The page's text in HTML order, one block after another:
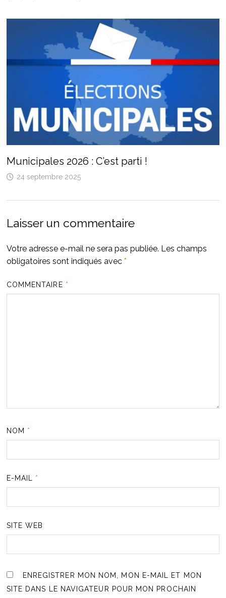
Municipales 2026 : C’est parti !
24 septembre 2025
Laisser un commentaire
Votre adresse e-mail ne sera pas publiée. Les champs
obligatoires sont indiqués avec *
COMMENTAIRE *
NOM *
E-MAIL *
SITE WEB
ENREGISTRER MON NOM, MON E-MAIL ET MON
SITE DANS LE NAVIGATEUR POUR MON PROCHAIN